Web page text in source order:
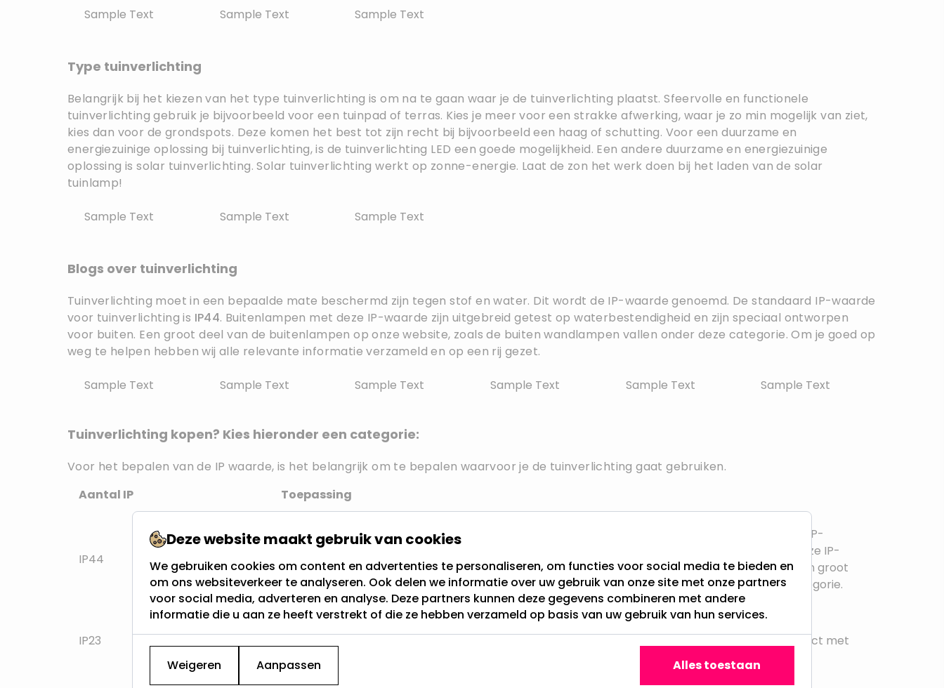
Sample Text Sample Text Sample Text
Type tuinverlichting
Belangrijk bij het kiezen van het type tuinverlichting is om na te gaan waar je de tuinverlichting plaatst. Sfeervolle en functionele
tuinverlichting gebruik je bijvoorbeeld voor een tuinpad of terras. Kies je meer voor een strakke afwerking, waar je zo min mogelijk van ziet,
kies dan voor de grondspots. Deze komen het best tot zijn recht bij bijvoorbeeld een haag of schutting. Voor een duurzame en
energiezuinige oplossing bij tuinverlichting, is de tuinverlichting LED een goede mogelijkheid. Een andere duurzame en energiezuinige
oplossing is solar tuinverlichting. Solar tuinverlichting werkt op zonne-energie. Laat de zon het werk doen bij het laden van de solar
tuinlamp!
Sample Text Sample Text Sample Text
Blogs over tuinverlichting
Tuinverlichting moet in een bepaalde mate beschermd zijn tegen stof en water. Dit wordt de IP-waarde genoemd. De standaard IP-waarde
voor tuinverlichting is IP44. Buitenlampen met deze IP-waarde zijn uitgebreid getest op waterbestendigheid en zijn speciaal ontworpen
voor buiten. Een groot deel van de buitenlampen op onze website, zoals de buiten wandlampen vallen onder deze categorie. Om je goed op
weg te helpen hebben wij alle relevante informatie verzameld en op een rij gezet.
Sample Text Sample Text Sample Text Sample Text Sample Text Sample Text
Tuinverlichting kopen? Kies hieronder een categorie:
Voor het bepalen van de IP waarde, is het belangrijk om te bepalen waarvoor je de tuinverlichting gaat gebruiken.
Aantal IP
Toepassing
IP44
Buitenverlichting moet in een bepaalde mate beschermd zijn tegen stof en water. Dit wordt de IP-
waarde genoemd. De standaard IP-waarde voor buitenverlichting is
. Buitenlampen met deze IP-
waarde zijn uitgebreid getest op waterbestendigheid en zijn speciaal ontworpen voor buiten. Een groot
deel van de buitenlampen op onze website, zoals de buiten wandlampen vallen onder deze categorie.
IP23
We kunnen buitenverlichting verder indelen in ingebouwde lampen voor buiten, zoals plafond
inbouwspots die in een afdak zijn ingebouwd. Deze buitenverlichting komt (veel) minder in contact met
al voldoende bescherming.
Deze website maakt gebruik van cookies
We gebruiken cookies om content en advertenties te personaliseren, om functies voor social media te bieden en
om ons websiteverkeer te analyseren. Ook delen we informatie over uw gebruik van onze site met onze partners
voor social media, adverteren en analyse. Deze partners kunnen deze gegevens combineren met andere
informatie die u aan ze heeft verstrekt of die ze hebben verzameld op basis van uw gebruik van hun services.
Weigeren Aanpassen Alles toestaan